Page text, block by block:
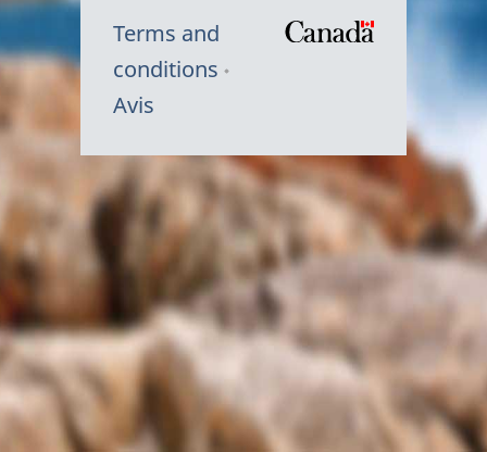
Terms and
conditions
Avis
Symbole
du
Canada